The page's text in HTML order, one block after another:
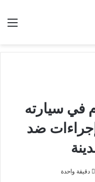
في سيارته
إجراءات ضد
دقيقة واحدة